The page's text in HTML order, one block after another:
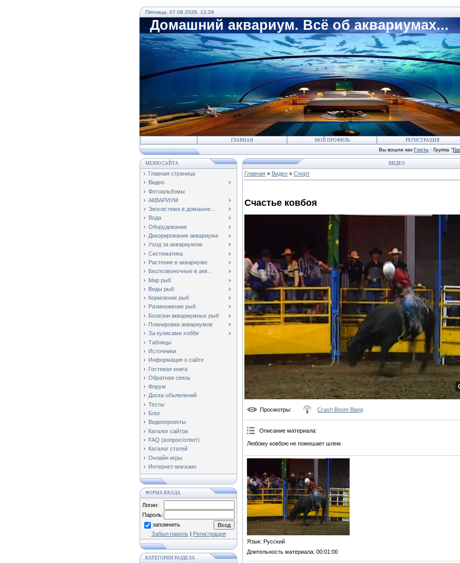
Пятница, 07.08.2026, 12:28
Домашний аквариум. Всё об аквариумах...
ГЛАВНАЯ МОЙ ПРОФИЛЬ РЕГИСТРАЦИЯ
Вы вошли как Гость · Группа "
МЕНЮ САЙТА
Главная страница
Видео
Фотоальбомы
АКВАРИУМ
Экосистема в домашне...
Вода
Оборудование
Декорирование аквариума
Уход за аквариумом
Систематика
Растение в аквариуме
Беспозвоночные в акв...
Мир рыб
Виды рыб
Кормление рыб
Размножение рыб
Болезни аквариумных рыб
Планировки аквариумов
За кулисами хобби
Таблицы
Источники
Информация о сайте
Гостевая книга
Обратная связь
Форум
Доска объявлений
Тесты
Блог
Видеопроекты
Каталог сайтов
FAQ (вопрос/ответ)
Каталог статей
Онлайн игры
Интернет-магазин
ФОРМА ВХОДА
Логин:
Пароль:
запомнить
Забыл пароль| Регистрация
КАТЕГОРИИ РАЗДЕЛА
ВИДЕО
Главная » Видео » Спорт
Счастье ковбоя
Просмотры: Crash Boom Bang
Описание материала:
Любому ковбою не помешает шлем.
Язык: Русский
Длительность материала: 00:01:00